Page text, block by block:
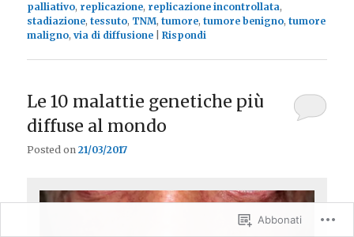
palliativo, replicazione, replicazione incontrollata,
stadiazione,tessuto, TNM,tumore,tumore benigno,tumore
maligno,via di diffusione |Rispondi
Le 10 malattie genetiche più
diffuse al mondo
Posted on21/03/2017
Abbonati